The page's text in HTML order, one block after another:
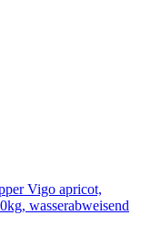
Vigo apricot,
wasserabweisend